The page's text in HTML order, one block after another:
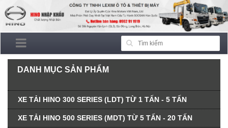
DANH MỤC SẢN PHẨM
XE TẢI HINO 300 SERIES (LDT) TỪ 1 TẤN - 5 TẤN
XE TẢI HINO 500 SERIES (MDT) TỪ 5 TẤN - 20 TẤN